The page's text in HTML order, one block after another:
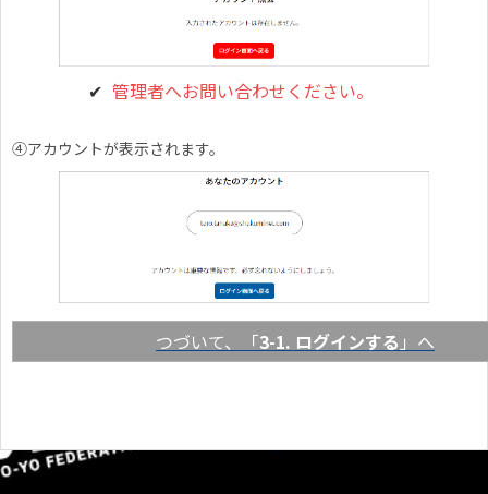
管理者へお問い合わせください。
④アカウントが表示されます。
つづいて、「3-1. ログインする 」へ